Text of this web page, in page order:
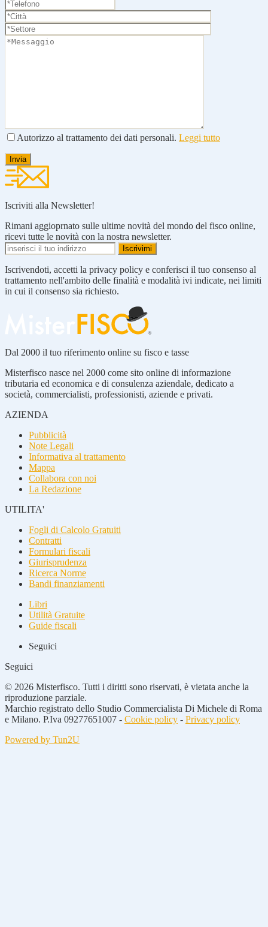
Autorizzo al trattamento dei dati personali. Leggi tutto
Iscriviti alla Newsletter!
Rimani aggioprnato sulle ultime novità del mondo del fisco online,
ricevi tutte le novità con la nostra newsletter.
Iscrivendoti, accetti la privacy policy e conferisci il tuo consenso al
trattamento nell'ambito delle finalità e modalità ivi indicate, nei limiti
in cui il consenso sia richiesto.
Dal 2000 il tuo riferimento online su fisco e tasse
Misterfisco nasce nel 2000 come sito online di informazione
tributaria ed economica e di consulenza aziendale, dedicato a
società, commercialisti, professionisti, aziende e privati.
AZIENDA
Pubblicità
Note Legali
Informativa al trattamento
Mappa
Collabora con noi
La Redazione
UTILITA'
Fogli di Calcolo Gratuiti
Contratti
Formulari fiscali
Giurisprudenza
Ricerca Norme
Bandi finanziamenti
Libri
Utilità Gratuite
Guide fiscali
Seguici
Seguici
© 2026 Misterfisco. Tutti i diritti sono riservati, è vietata anche la
riproduzione parziale.
Marchio registrato dello Studio Commercialista Di Michele di Roma
e Milano. P.Iva 09277651007 - Cookie policy - Privacy policy
Powered by Tun2U